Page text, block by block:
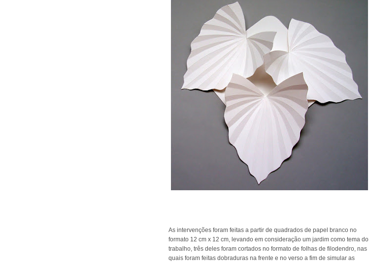
As intervenções foram feitas a partir de quadrados de papel branco no
formato 12 cm x 12 cm, levando em consideração um jardim como tema do
trabalho, três deles foram cortados no formato de folhas de filodendro, nas
quais foram feitas dobraduras na frente e no verso a fim de simular as